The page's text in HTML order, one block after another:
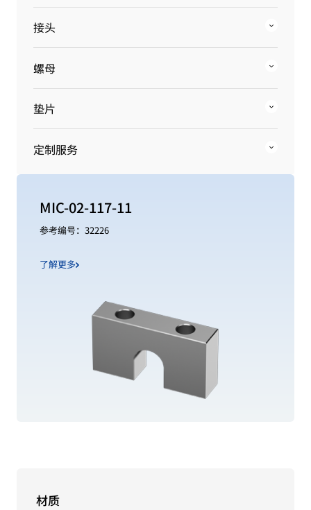
接头
螺母
垫片
定制服务
MIC-02-117-11
参考编号：32226
了解更多
材质